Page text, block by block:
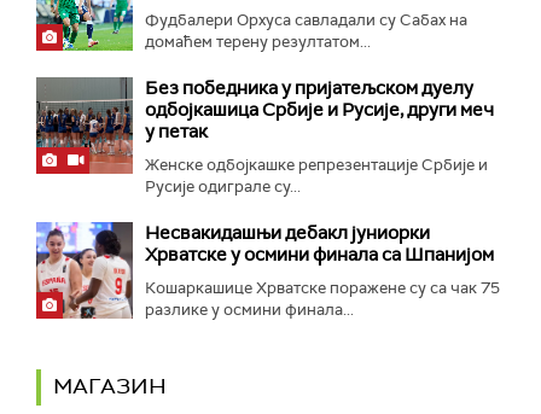
Фудбалери Орхуса савладали су Сабах на
домаћем терену резултатом...
Без победника у пријатељском дуелу
одбојкашица Србије и Русије, други меч
у петак
Женске одбојкашке репрезентације Србије и
Русије одиграле су...
Несвакидашњи дебакл јуниорки
Хрватске у осмини финала са Шпанијом
Кошаркашице Хрватске поражене су са чак 75
разлике у осмини финала...
МАГАЗИН